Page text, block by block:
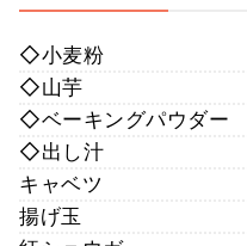
◇小麦粉
◇山芋
◇ベーキングパウダー
◇出し汁
キャベツ
揚げ玉